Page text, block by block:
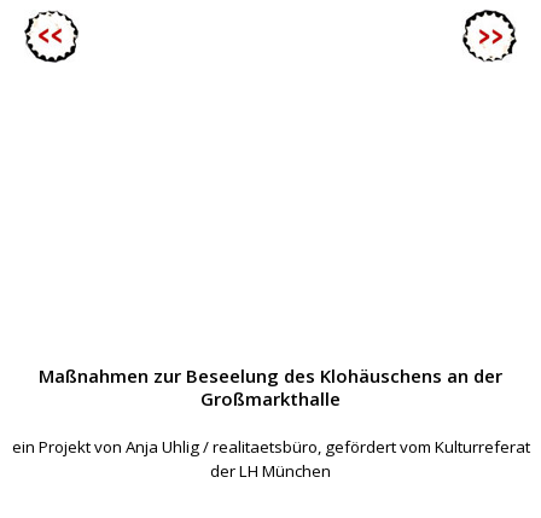
Maßnahmen zur Beseelung des Klohäuschens an der
Großmarkthalle
ein Projekt von Anja Uhlig / realitaetsbüro, gefördert vom Kulturreferat
der LH München